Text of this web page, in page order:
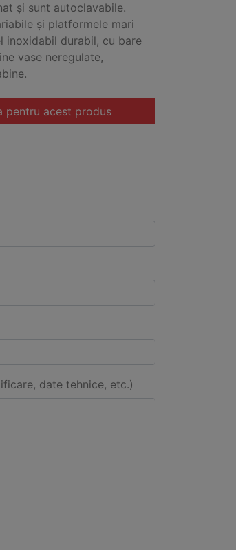
și sunt autoclavabile.
și platformele mari
inoxidabil durabil, cu bare
vase neregulate,
acest produs
date tehnice, etc.)